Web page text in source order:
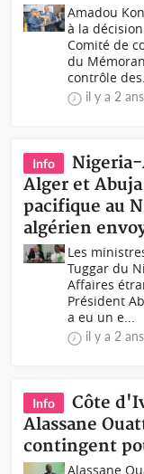
Amadou
à la
Comité de
du
contrôle
il y a 2 ans
Info
Alger et
pacifique au
algérien
Les
Tuggar du
Affaires
Président
a eu un e...
il y a 2 ans
Info
Côte
Alassane
contingent
Alassane